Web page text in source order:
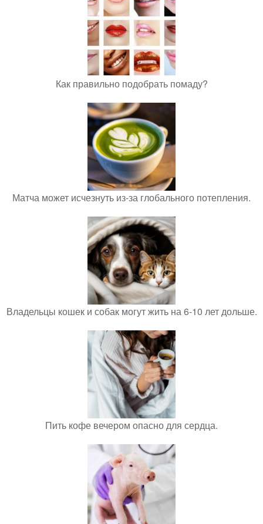
Как правильно подобрать помаду?
Матча может исчезнуть из-за глобального потепления.
Владельцы кошек и собак могут жить на 6-10 лет дольше.
Пить кофе вечером опасно для сердца.